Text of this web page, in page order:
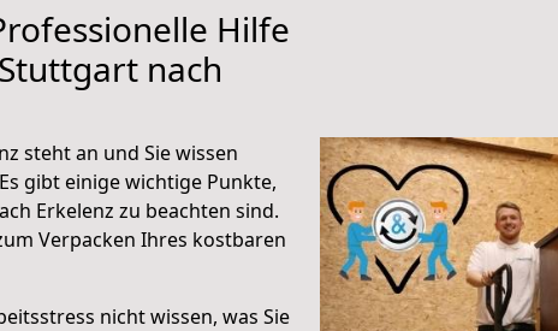
Hilfe
nach
steht an und Sie wissen
gibt einige wichtige Punkte,
Erkelenz zu beachten sind.
Verpacken Ihres kostbaren
nicht wissen, was Sie